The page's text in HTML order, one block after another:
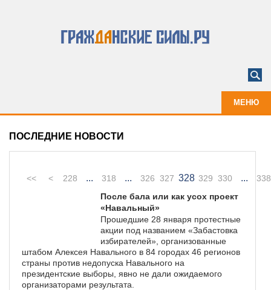
МЕНЮ
ПОСЛЕДНИЕ НОВОСТИ
<< < 228 ... 318 ... 326 327 328 329 330 ...
338
После бала или как усох проект
«Навальный»
Прошедшие 28 января протестные
акции под названием «Забастовка
избирателей», организованные
штабом Алексея Навального в 84 городах 46 регионов
страны против недопуска Навального на
президентские выборы, явно не дали ожидаемого
организаторами результата.